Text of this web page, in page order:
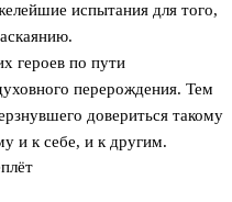
испытания для того,
героев по пути
перерождения. Тем
довериться такому
и к себе, и к другим.